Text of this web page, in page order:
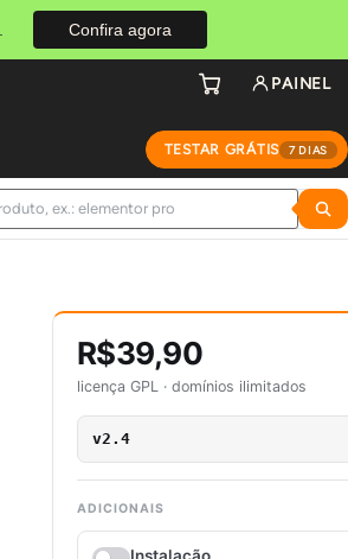
Confira agora
TESTAR GRÁTIS 7 DIAS
PAINEL
R$39,90
licença GPL · domínios ilimitados
v2.4
ADICIONAIS